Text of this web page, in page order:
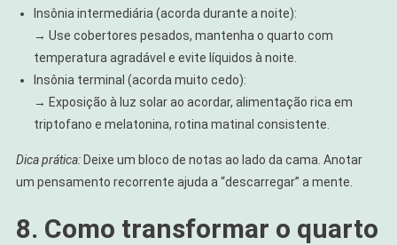
Insônia intermediária (acorda durante a noite):
→ Use cobertores pesados, mantenha o quarto com
temperatura agradável e evite líquidos à noite.
Insônia terminal (acorda muito cedo):
→ Exposição à luz solar ao acordar, alimentação rica em
triptofano e melatonina, rotina matinal consistente.
Dica prática:Deixe um bloco de notas ao lado da cama. Anotar
um pensamento recorrente ajuda a “descarregar” a mente.
8. Como transformar o quarto